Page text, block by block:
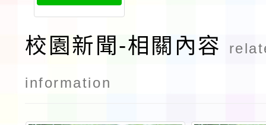
校園新聞-相關內容
information